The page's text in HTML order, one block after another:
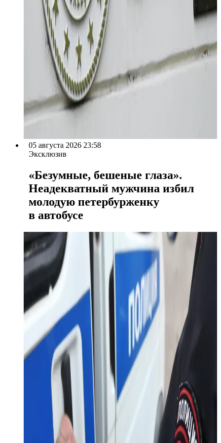
05 августа 2026 23:58
Эксклюзив
«Безумные, бешеные глаза».
Неадекватный мужчина избил
молодую петербурженку
в автобусе